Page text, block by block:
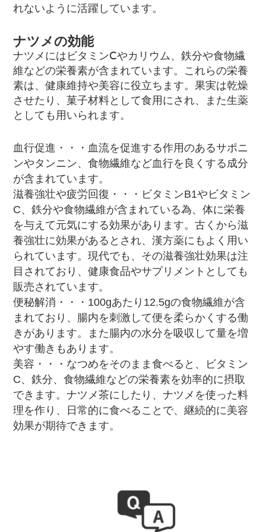
れないように活躍しています。
ナツメの効能
ナツメにはビタミンⅭやカリウム、鉄分や食物繊
維などの栄養素が含まれています。これらの栄養
素は、健康維持や美容に役立ちます。果実は乾燥
させたり、菓子材料として食用にされ、また生薬
としても用いられます。
血行促進・・・血流を促進する作用のあるサポニ
ンやタンニン、食物繊維など血行を良くする成分
が含まれています。
滋養強壮や疲労回復・・・ビタミンB1やビタミン
C、鉄分や食物繊維が含まれている為、体に栄養
を与えて元気にする効果があります。古くから滋
養強壮に効果があるとされ、漢方薬にもよく用い
られています。現代でも、その滋養強壮効果は注
目されており、健康食品やサプリメントとしても
販売されています。
便秘解消・・・100gあたり12.5gの食物繊維が含
まれており、腸内を刺激して便を柔らかくする働
きがあります。また腸内の水分を吸収して量を増
やす働きもあります。
美容・・・なつめをそのまま食べると、ビタミン
C、鉄分、食物繊維などの栄養素を効率的に摂取
できます。ナツメ茶にしたり、ナツメを使った料
理を作り、日常的に食べることで、継続的に美容
効果が期待できます。